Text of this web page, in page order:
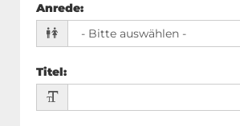
Anrede:
Titel: